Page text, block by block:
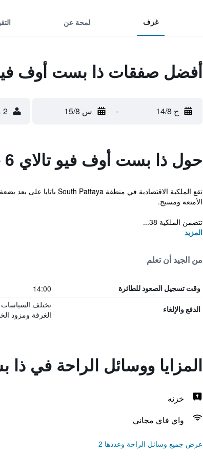
غرف لمحة عن
أفضل صفقات ذا بست أوف فيو
ج 14/8 - س 15/8 2 من الضيوف، غرفة واحدة
حول ذا بست أوف فيو تالاي 6
الأمتعة ومسبح.
تتضمن الملكية 38...
المزيد
من الجيد أن تعلم
وقت تسجيل الصعود للطائرة 14:00
الدفع والإلغاء
تختلف
الغرفة ومزود
المزايا ووسائل الراحة في ذا
خزنه
واي فاي مجاني
عرض جميع وسائل الراحة وعددها 2